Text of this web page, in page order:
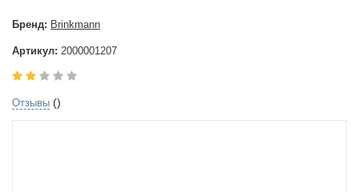
Бренд: Brinkmann
Артикул: 2000001207
Отзывы ()